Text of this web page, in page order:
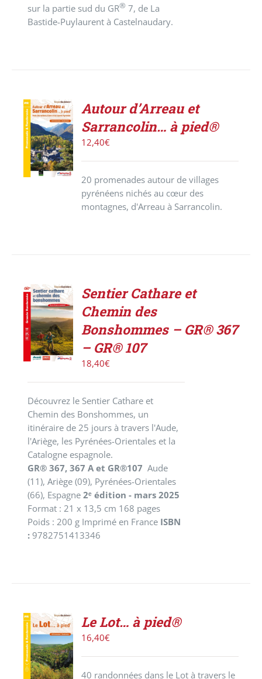
sur la partie sud du GR® 7, de La
Bastide-Puylaurent à Castelnaudary.
ACHETER
LE
PRODUIT
/
DÉTAILS
Autour d’Arreau et
Sarrancolin… à pied®
12,40€
20 promenades autour de villages
pyrénéens nichés au cœur des
montagnes, d'Arreau à Sarrancolin.
ACHETER
LE
PRODUIT
/
DÉTAILS
Sentier Cathare et
Chemin des
Bonshommes – GR® 367
– GR® 107
18,40€
Découvrez le Sentier Cathare et
Chemin des Bonshommes, un
itinéraire de 25 jours à travers l'Aude,
l'Ariège, les Pyrénées-Orientales et la
Catalogne espagnole.
GR® 367, 367 A et GR®107 Aude
(11), Ariège (09), Pyrénées-Orientales
(66), Espagne2ᵉ édition - mars 2025
Format : 21 x 13,5 cm 168 pages
Poids : 200 g Imprimé en France ISBN
: 9782751413346
AJOUTER
AU
PANIER
/
Le Lot… à pied®
16,40€
40 randonnées dans le Lot à travers le